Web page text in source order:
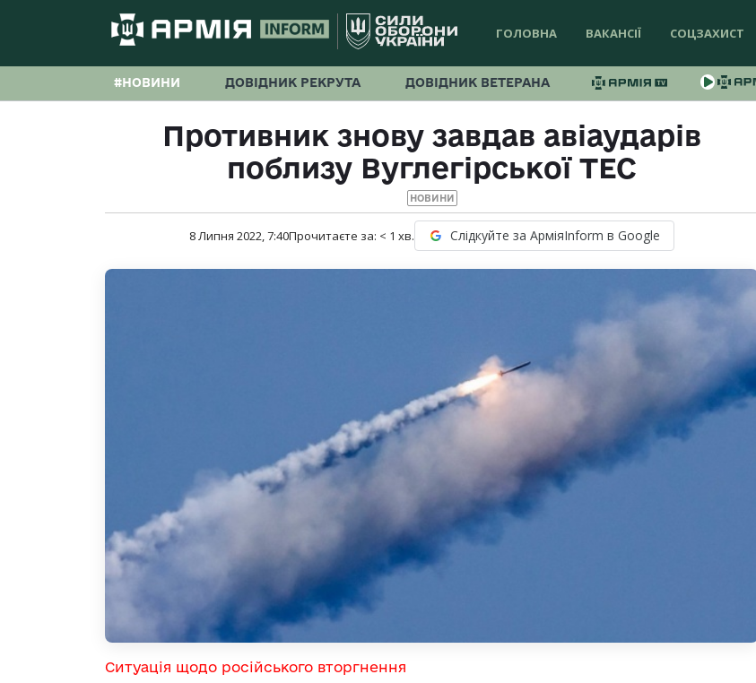
ГОЛОВНА ВАКАНСІЇ СОЦЗАХИСТ
#НОВИНИ ДОВІДНИК РЕКРУТА ДОВІДНИК ВЕТЕРАНА
Противник знову завдав авіаударів
поблизу Вуглегірської ТЕС
НОВИНИ
8 Липня 2022, 7:40Прочитаєте за: < 1 хв. Слідкуйте за АрміяInform в Google
Ситуація щодо російського вторгнення